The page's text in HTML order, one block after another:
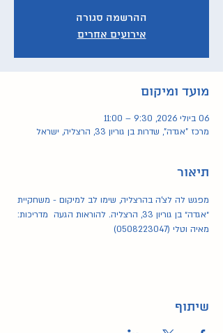
ההרשמה סגורה
אירועים אחרים
מועד ומיקום
06 ביולי 2026, 9:30 – 11:00
מרכז "אגדה", שדרות בן גוריון 33, הרצליה, ישראל
תיאור
מפגש לה לצ'ה בהרצליה, שימו לב למיקום - משחקיית
״אגדה״ בן גוריון 33, הרצליה. להוראות הגעה  מדריכות:
מאיה וטלי (0508223047)
שיתוף